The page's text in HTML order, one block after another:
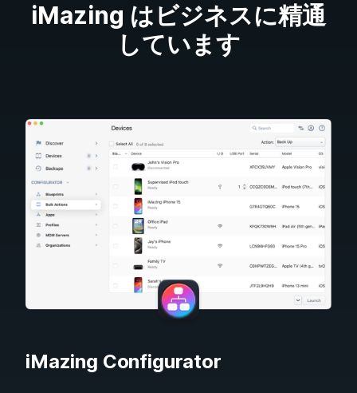
iMazing はビジネスに精通
しています
iMazing Configurator